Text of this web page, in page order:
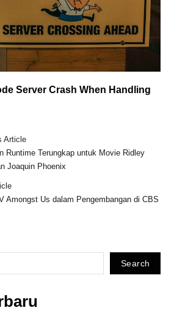
Server Crash When Handling
Article
Runtime Terungkap untuk Movie Ridley
Joaquin Phoenix
Amongst Us dalam Pengembangan di CBS
Search